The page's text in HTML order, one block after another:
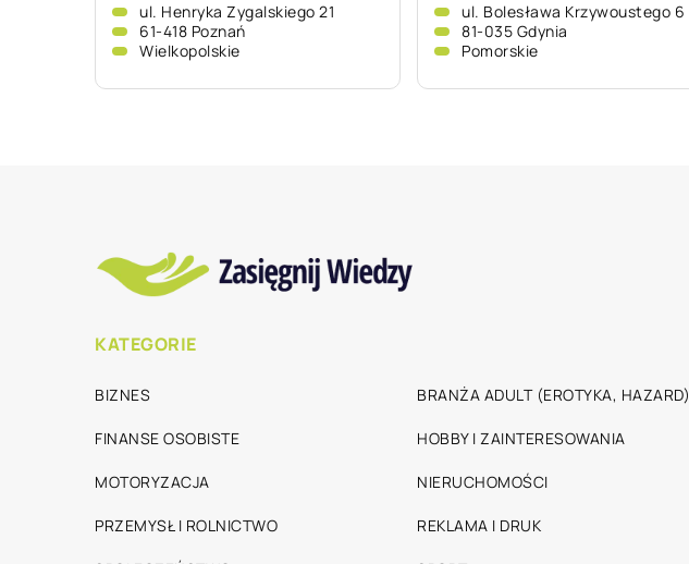
ul. Henryka Zygalskiego 21
61-418 Poznań
Wielkopolskie
ul. Bolesława Krzywoustego 6
81-035 Gdynia
Pomorskie
KATEGORIE
BIZNES BRANŻA ADULT (EROTYKA, HAZARD)
FINANSE OSOBISTE HOBBY I ZAINTERESOWANIA
MOTORYZACJA NIERUCHOMOŚCI
PRZEMYSŁ I ROLNICTWO REKLAMA I DRUK